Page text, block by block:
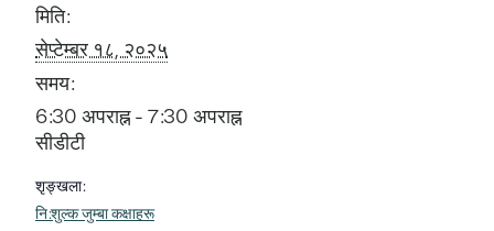
मिति:
सेप्टेम्बर १८, २०२५
समय:
6:30 अपराह्न - 7:30 अपराह्न
सीडीटी
शृङ्खला:
नि:शुल्क जुम्बा कक्षाहरू